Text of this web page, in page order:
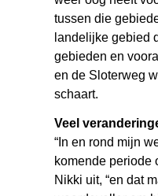
tussen die
landelijke gebied
gebieden en
en de Sloterweg
schaart.
Veel
“In en rond mijn
komende periode
Nikki uit, “en dat